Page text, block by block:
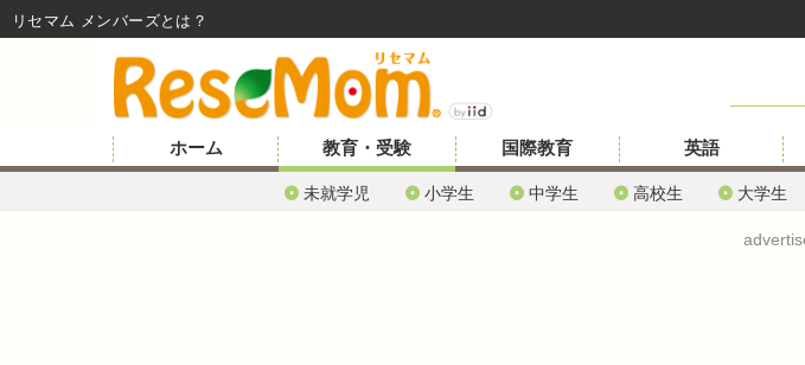
ホーム 教育・受験
未就学児 小学生 中学生 高校生 大学生
国際教育 英語
リセマム メンバーズ